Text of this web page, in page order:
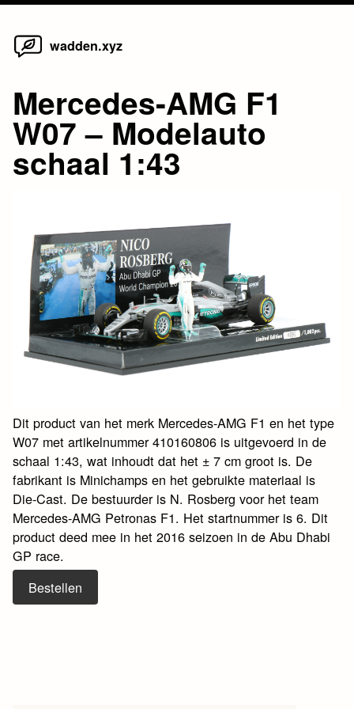
Skip
wadden.xyz
Mercedes-AMG F1
W07 – Modelauto
schaal 1:43
Dit product van het merk Mercedes-AMG F1 en het type
W07 met artikelnummer 410160806 is uitgevoerd in de
schaal 1:43, wat inhoudt dat het ± 7 cm groot is. De
fabrikant is Minichamps en het gebruikte materiaal is
Die-Cast. De bestuurder is N. Rosberg voor het team
Mercedes-AMG Petronas F1. Het startnummer is 6. Dit
product deed mee in het 2016 seizoen in de Abu Dhabi
GP race.
Bestellen